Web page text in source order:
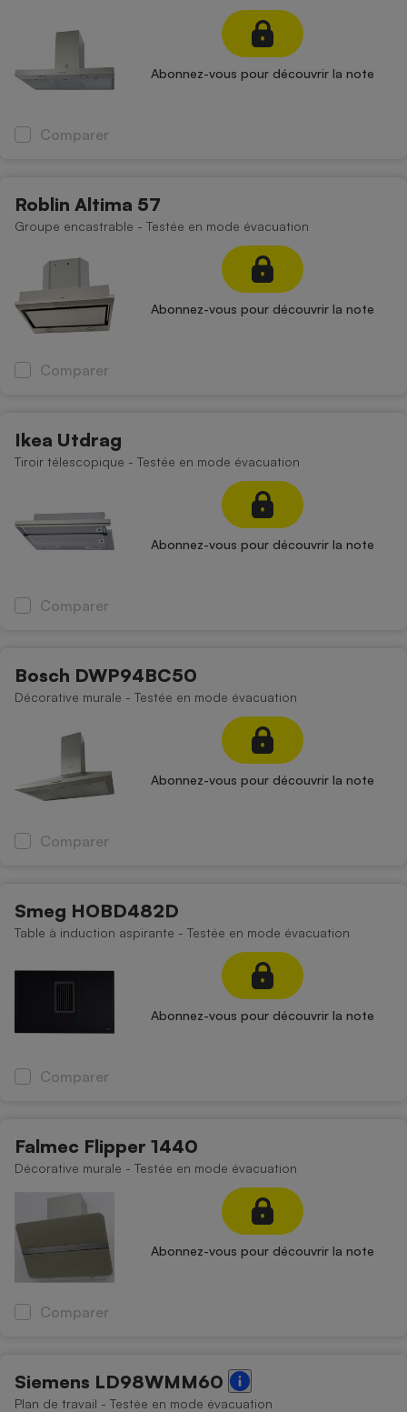
Abonnez-vous pour découvrir la note
Comparer
Roblin Altima 57
Groupe encastrable - Testée en mode évacuation
Abonnez-vous pour découvrir la note
Comparer
Ikea Utdrag
Tiroir télescopique - Testée en mode évacuation
Abonnez-vous pour découvrir la note
Comparer
Bosch DWP94BC50
Décorative murale - Testée en mode évacuation
Abonnez-vous pour découvrir la note
Comparer
Smeg HOBD482D
Table à induction aspirante - Testée en mode évacuation
Abonnez-vous pour découvrir la note
Comparer
Falmec Flipper 1440
Décorative murale - Testée en mode évacuation
Abonnez-vous pour découvrir la note
Comparer
Siemens LD98WMM60
Plan de travail - Testée en mode évacuation